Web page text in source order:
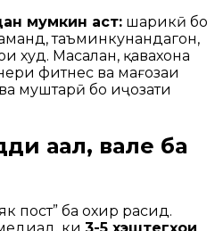
мумкин аст: шарикӣ бо
таъминкунандагон,
Масалан, қаҳвахона
фитнес ва мағозаи
муштарӣ бо иҷозати
ақал, вале ба
пост” ба охир расид.